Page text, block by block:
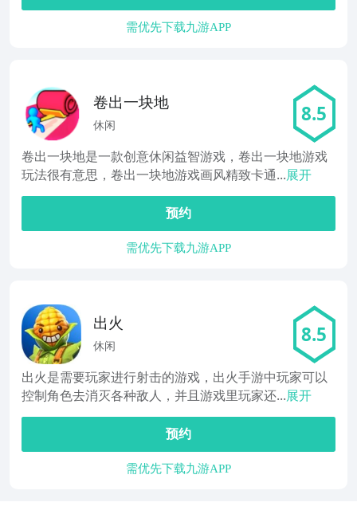
需优先下载九游APP
卷出一块地
休闲 8.5
卷出一块地是一款创意休闲益智游戏，卷出一块地游戏
玩法很有意思，卷出一块地游戏画风精致卡通...展开
预约
需优先下载九游APP
出火
休闲 8.5
出火是需要玩家进行射击的游戏，出火手游中玩家可以
控制角色去消灭各种敌人，并且游戏里玩家还...展开
预约
需优先下载九游APP